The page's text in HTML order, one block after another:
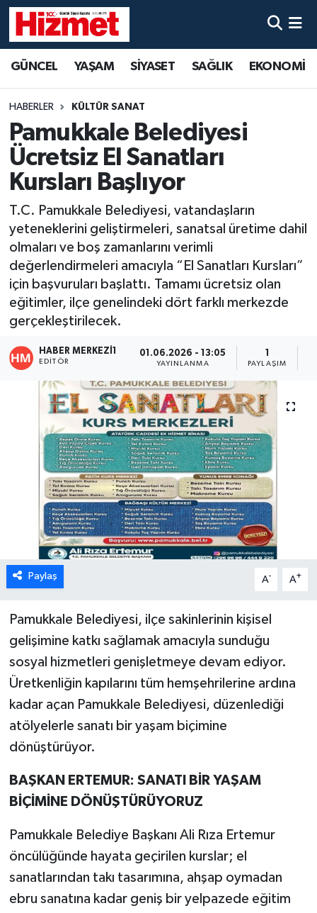
GÜNCEL YAŞAM SİYASET SAĞLIK EKONOMİ
HABERLER KÜLTÜR SANAT
Pamukkale Belediyesi
Ücretsiz El Sanatları
Kursları Başlıyor
T.C. Pamukkale Belediyesi, vatandaşların
yeteneklerini geliştirmeleri, sanatsal üretime dahil
olmaları ve boş zamanlarını verimli
değerlendirmeleri amacıyla “El Sanatları Kursları”
için başvuruları başlattı. Tamamı ücretsiz olan
eğitimler, ilçe genelindeki dört farklı merkezde
gerçekleştirilecek.
HABER MERKEZI1
EDITÖR
01.06.2026 - 13:05
YAYINLANMA
1
PAYLAŞIM
Paylaş A- A+
Pamukkale Belediyesi, ilçe sakinlerinin kişisel
gelişimine katkı sağlamak amacıyla sunduğu
sosyal hizmetleri genişletmeye devam ediyor.
Üretkenliğin kapılarını tüm hemşehrilerine ardına
kadar açan Pamukkale Belediyesi, düzenlediği
atölyelerle sanatı bir yaşam biçimine
dönüştürüyor.
BAŞKAN ERTEMUR: SANATI BİR YAŞAM
BİÇİMİNE DÖNÜŞTÜRÜYORUZ
Pamukkale Belediye Başkanı Ali Rıza Ertemur
öncülüğünde hayata geçirilen kurslar; el
sanatlarından takı tasarımına, ahşap oymadan
ebru sanatına kadar geniş bir yelpazede eğitim
YAŞAM
SİYASET
SAĞLIK
KÜLTÜR SANAT
SPOR
MAGAZİN
ÖZEL HABER
DTO
RESMİ REKLAM
Denizli Hava Durumu
Denizli Trafik Yoğunluk Haritası
Süper Lig Puan Durumu ve Fikstür
Son Dakika Haberleri
Haber Arşivi